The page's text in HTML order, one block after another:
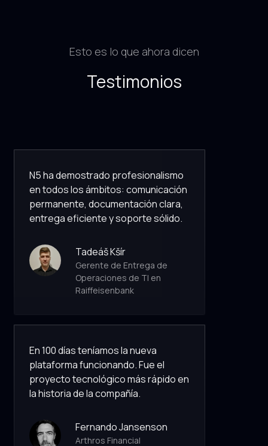
Esto es lo que ahora dicen
Testimonios
N5 ha demostrado profesionalismo
en todos los ámbitos: comunicación
permanente, documentación clara,
entrega eficiente y soporte sólido.
Tadeáš Kšír
Gerente de Entrega de
Operaciones de TI en
Raiffeisenbank
En 100 días teníamos la nueva
plataforma funcionando. Fue el
proyecto tecnológico más rápido en
la historia de la compañía.
Fernando Jansenson
Arthros Financial